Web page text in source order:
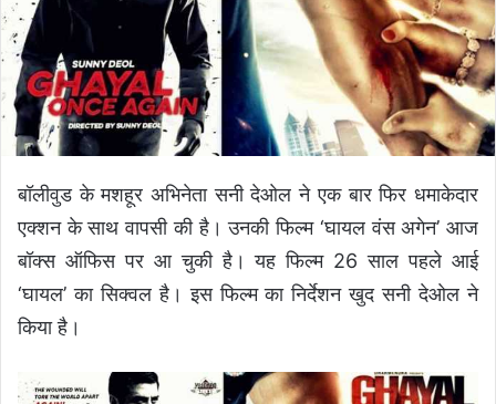
e
a
i
l
बॉलीवुड के मशहूर अभिनेता सनी देओल ने एक बार फिर धमाकेदार
एक्शन के साथ वापसी की है। उनकी फिल्म ‘घायल वंस अगेन’ आज
बॉक्स ऑफिस पर आ चुकी है। यह फिल्म 26 साल पहले आई
‘घायल’ का सिक्वल है। इस फिल्म का निर्देशन खुद सनी देओल ने
किया है।